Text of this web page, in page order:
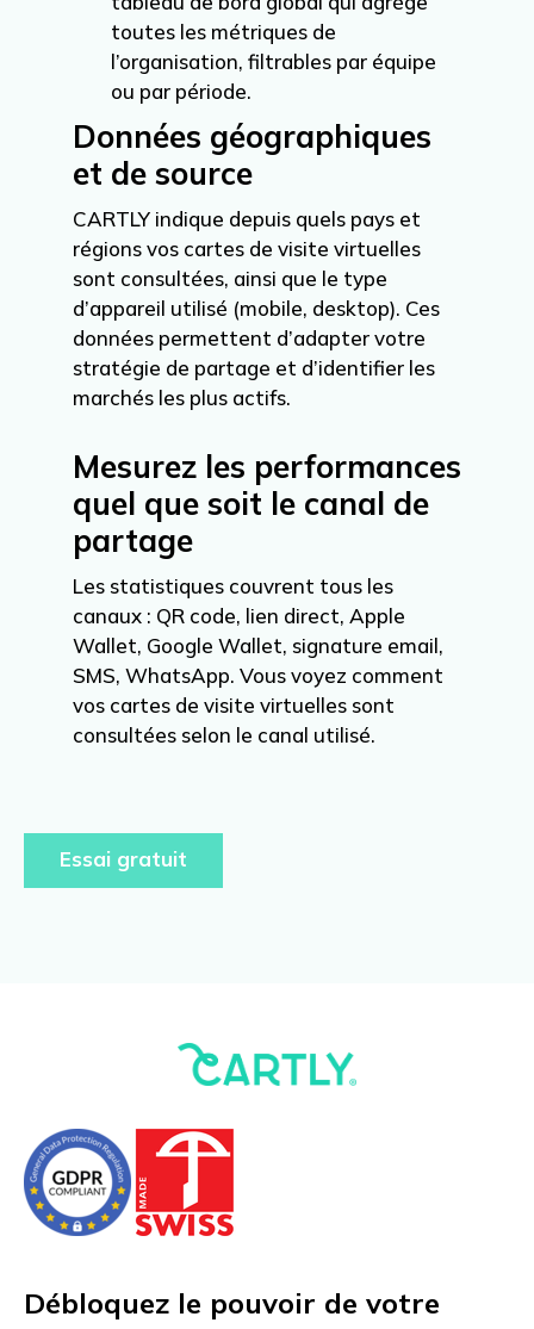
toutes les métriques de
l’organisation, filtrables par équipe
ou par période.
Données géographiques
et de source
CARTLY indique depuis quels pays et
régions vos cartes de visite virtuelles
sont consultées, ainsi que le type
d’appareil utilisé (mobile, desktop). Ces
données permettent d’adapter votre
stratégie de partage et d’identifier les
marchés les plus actifs.
Mesurez les performances
quel que soit le canal de
partage
Les statistiques couvrent tous les
canaux : QR code, lien direct, Apple
Wallet, Google Wallet, signature email,
SMS, WhatsApp. Vous voyez comment
vos cartes de visite virtuelles sont
consultées selon le canal utilisé.
Essai gratuit
Débloquez le pouvoir de votre